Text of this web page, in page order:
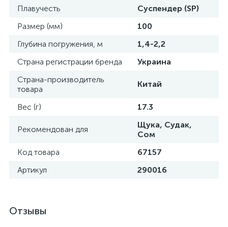
Плавучесть
Суспендер (SP)
Размер (мм)
100
Глубина погружения, м
1,4-2,2
Страна регистрации бренда
Украина
Страна-производитель
товара
Китай
Вес (г) 17.3
Рекомендован для
Щука, Судак,
Сом
Код товара
67157
Артикул
290016
Отзывы